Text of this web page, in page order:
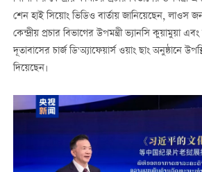
শেন হাই সিয়োং ভিডিও বার্তায় জানিয়েছেন, লাওস
কেন্দ্রীয় প্রচার বিভাগের উপমন্ত্রী ভ্যানসি কুয়ামুয়া
দূতাবাসের চার্জ ডি'অ্যাফেয়ার্স ওয়াং ছাং অনুষ্ঠানে
দিয়েছেন।